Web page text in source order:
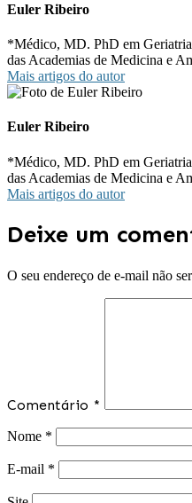
Euler Ribeiro
*Médico, MD. PhD em Geriatria
das Academias de Medicina e
Mais artigos do autor
Euler Ribeiro
*Médico, MD. PhD em Geriatria
das Academias de Medicina e
Mais artigos do autor
Deixe um
O seu endereço de e-mail não
Comentário *
Nome *
E-mail *